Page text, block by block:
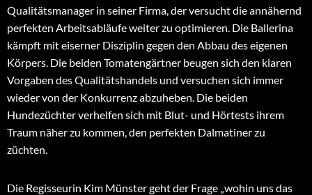
Qualitätsmanager in seiner Firma, der versucht die annähernd
perfekten Arbeitsabläufe weiter zu optimieren. Die Ballerina
kämpft mit eiserner Disziplin gegen den Abbau des eigenen
Körpers. Die beiden Tomatengärtner beugen sich den klaren
Vorgaben des Qualitätshandels und versuchen sich immer
wieder von der Konkurrenz abzuheben. Die beiden
Hundezüchter verhelfen sich mit Blut- und Hörtests ihrem
Traum näher zu kommen, den perfekten Dalmatiner zu
züchten.
Die Regisseurin Kim Münster geht der Frage „wohin uns das